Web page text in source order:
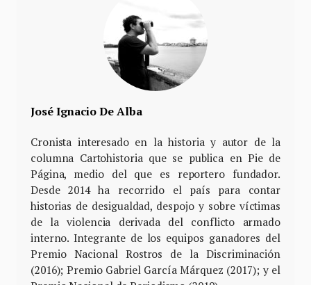
José Ignacio De Alba
Cronista interesado en la historia y autor de la
columna Cartohistoria que se publica en Pie de
Página, medio del que es reportero fundador.
Desde 2014 ha recorrido el país para contar
historias de desigualdad, despojo y sobre víctimas
de la violencia derivada del conflicto armado
interno. Integrante de los equipos ganadores del
Premio Nacional Rostros de la Discriminación
(2016); Premio Gabriel García Márquez (2017); y el